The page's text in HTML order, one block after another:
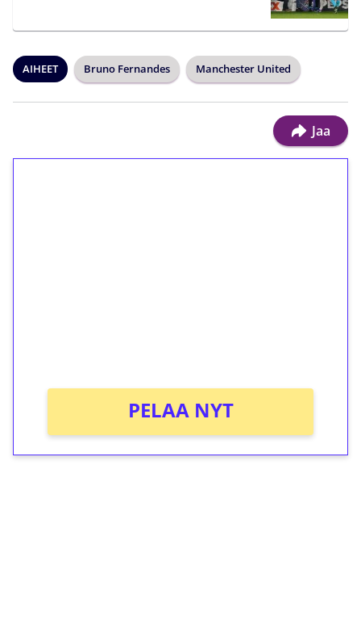
AIHEET Bruno Fernandes Manchester United
Jaa
PELAA NYT